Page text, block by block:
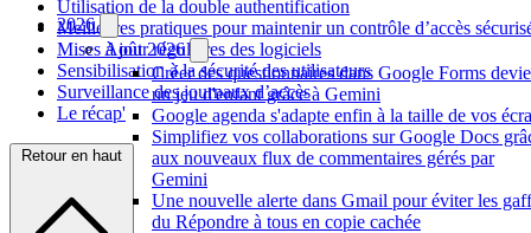
2026
Août 2026
Créer des questionnaires dans Google Forms
un jeu d'enfant grâce à Gemini
Google agenda s'adapte enfin à la taille de vos
Simplifiez vos collaborations sur Google Docs
aux nouveaux flux de commentaires gérés par
Gemini
Une nouvelle alerte dans Gmail pour éviter les
du Répondre à tous en copie cachée
Utilisation de la double authentification
Meilleures pratiques pour maintenir un contrôle d’accès
Mises à jour régulières des logiciels
Sensibilisation à la sécurité des utilisateurs
Surveillance des journaux d’accès
Le récap'
Retour en haut